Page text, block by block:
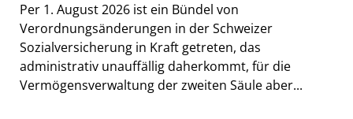
Per 1. August 2026 ist ein Bündel von
Verordnungsänderungen in der Schweizer
Sozialversicherung in Kraft getreten, das
administrativ unauffällig daherkommt, für die
Vermögensverwaltung der zweiten Säule aber...